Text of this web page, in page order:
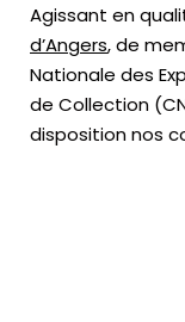
Agissant en
d’Angers, de
Nationale des
de Collection
disposition nos